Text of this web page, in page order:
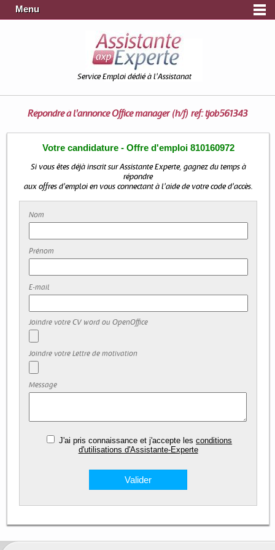
Menu
Service Emploi dédié à l'Assistanat
Répondre à l'annonceOffice manager (h/f) ref: tjob561343
Votre candidature - Offre d'emploi 810160972
Si vous êtes déjà inscrit sur Assistante Experte, gagnez du temps à
répondre
aux offres d'emploi en vous connectant à l'aide de votre code d'accès.
Nom
Prénom
E-mail
Joindre votre CV word ou OpenOffice
Joindre votre Lettre de motivation
Message
J'ai pris connaissance et j'accepte lesconditions
d'utilisations d'Assistante-Experte